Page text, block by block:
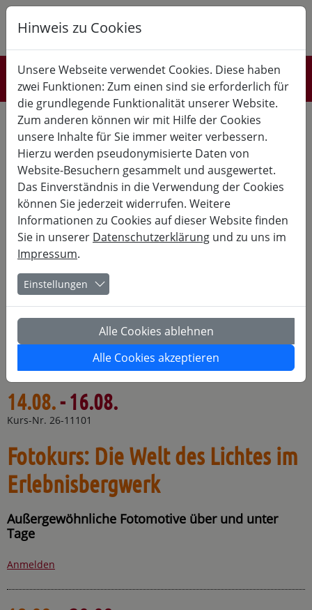
K B
Referent*innen
Seine leicht verständlichen Fotobücher, gespickt mit wertvollen
Insidertipps, sind ideale Begleiter für Fotografie-Begeisterte –
praktisch im Format und hilfreich in der Anwendung. In seiner
eigenen Photoschule hat er, aufgrund langjährigen Erfahrung
in der Photographieausbildung, eine rationelle Photo-
Pädagogik entwickelt -in Form von:
vielfältigen Beispielfotografien zur Veranschaulichung des
Wissens
Grafiken zur Darstellung der technischen und
gestalterischen Zusammenhänge
eigenen Begleitbücher zum Nachschlagen
ausgesuchten Motivlisten zum selbstständigen Training.
Strukturierte Übungen für die selbstständige Arbeit
https://www.photoschule.com
Meine nächsten Kurse:
14.08.- 16.08.
Kurs-Nr. 26-11101
Fotokurs: Die Welt des Lichtes im
Erlebnisbergwerk
Außergewöhnliche Fotomotive über und unter
Tage
Anmelden
Hinweis zu Cookies
Unsere Webseite verwendet Cookies. Diese haben
zwei Funktionen: Zum einen sind sie erforderlich für
die grundlegende Funktionalität unserer Website.
Zum anderen können wir mit Hilfe der Cookies
unsere Inhalte für Sie immer weiter verbessern.
Hierzu werden pseudonymisierte Daten von
Website-Besuchern gesammelt und ausgewertet.
Das Einverständnis in die Verwendung der Cookies
können Sie jederzeit widerrufen. Weitere
Informationen zu Cookies auf dieser Website finden
Sie in unserer Datenschutzerklärung und zu uns im
Impressum.
Einstellungen
Alle Cookies ablehnen
Alle Cookies akzeptieren